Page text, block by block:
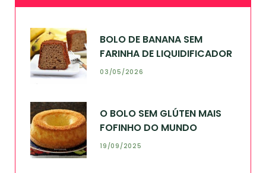
BOLO DE BANANA SEM
FARINHA DE LIQUIDIFICADOR
03/05/2026
O BOLO SEM GLÚTEN MAIS
FOFINHO DO MUNDO
19/09/2025